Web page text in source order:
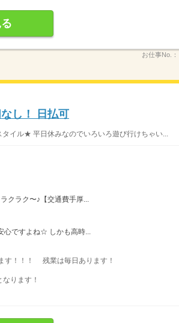
お仕事No.：
し！ 日払可
イル★ 平日休みなのでいろいろ遊び行けちゃい...
クラク〜♪【交通費手厚...
ですよね☆ しかも高時...
！！！ 残業は毎日あります！
ります！